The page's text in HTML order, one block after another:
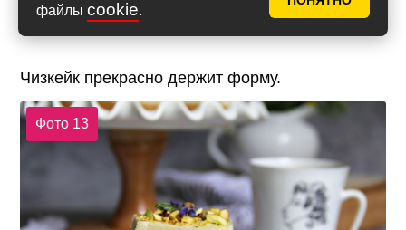
файлы cookie.
Чизкейк прекрасно держит форму.
Фото 13